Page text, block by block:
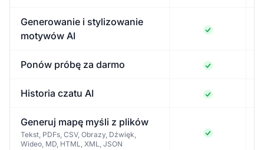
Generowanie i stylizowanie
motywów AI
Ponów próbę za darmo
Historia czatu AI
Generuj mapę myśli z plików
Tekst, PDFs, CSV, Obrazy, Dźwięk,
Wideo, MD, HTML, XML, JSON